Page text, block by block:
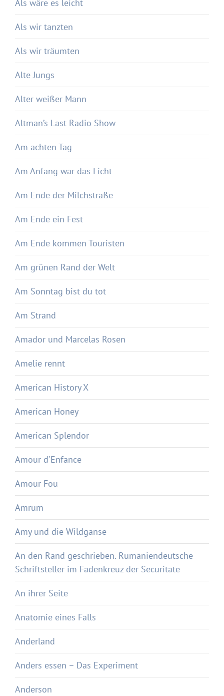
Als wäre es leicht
Als wir tanzten
Als wir träumten
Alte Jungs
Alter weißer Mann
Altman’s Last Radio Show
Am achten Tag
Am Anfang war das Licht
Am Ende der Milchstraße
Am Ende ein Fest
Am Ende kommen Touristen
Am grünen Rand der Welt
Am Sonntag bist du tot
Am Strand
Amador und Marcelas Rosen
Amelie rennt
American History X
American Honey
American Splendor
Amour d'Enfance
Amour Fou
Amrum
Amy und die Wildgänse
An den Rand geschrieben. Rumäniendeutsche
Schriftsteller im Fadenkreuz der Securitate
An ihrer Seite
Anatomie eines Falls
Anderland
Anders essen – Das Experiment
Anderson